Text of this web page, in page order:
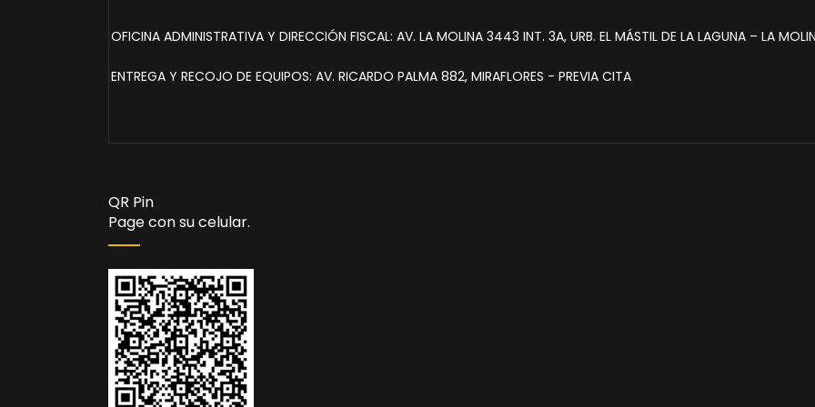
OFICINA ADMINISTRATIVA Y DIRECCIÓN FISCAL: AV. LA MOLINA 3443 INT. 3A, URB. EL MÁSTIL DE LA LAGUNA – LA
ENTREGA Y RECOJO DE EQUIPOS: AV. RICARDO PALMA 882, MIRAFLORES - PREVIA CITA
QR Pin
Page con su celular.